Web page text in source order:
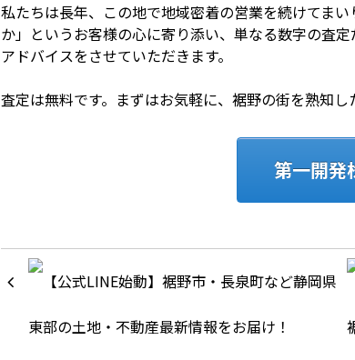
私たちは長年、この地で地域密着の営業を続けてま
か」というお客様の心に寄り添い、単なる数字の査
アドバイスをさせていただきます。
査定は無料です。まずはお気軽に、裾野の街を熟知し
第一開発